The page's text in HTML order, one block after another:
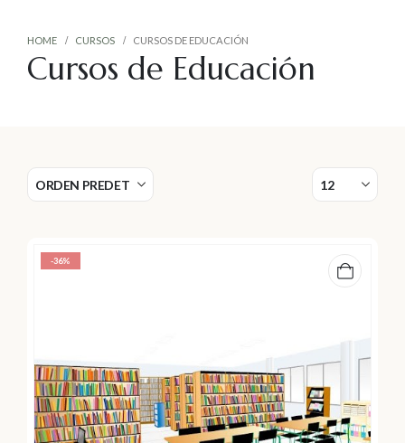
HOME CURSOS CURSOS DE EDUCACIÓN
Cursos de Educación
-36%